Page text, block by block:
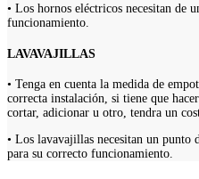
• Los hornos eléctricos necesitan de
funcionamiento.
LAVAVAJILLAS
• Tenga en cuenta la medida de
correcta instalación, si tiene que
cortar, adicionar u otro, tendra un
• Los lavavajillas necesitan un punto
para su correcto funcionamiento.